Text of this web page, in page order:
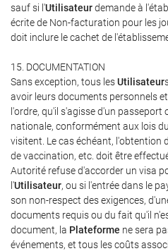
sauf si l'Utilisateurdemande à
écrite de Non-facturation pour les
doit inclure le cachet de
15. DOCUMENTATION
Sans exception, tous lesUtilisateur
avoir leurs documents personnels
l'ordre, qu'il s'agisse d'un passeport
nationale, conformément aux lois
visitent. Le cas échéant, l'obtention
de vaccination, etc. doit être
Autorité refuse d'accorder un visa
l'Utilisateur, ou si l'entrée dans le
son non-respect des exigences,
documents requis ou du fait qu'il
document, la Plateforme ne sera
événements, et tous les coûts